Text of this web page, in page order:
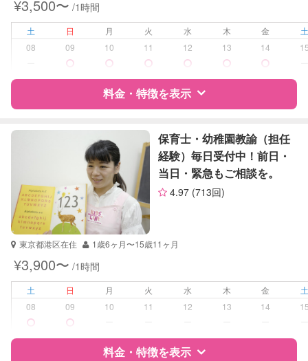
学校/塾の補習・宿題
対応科目
国語
英語
¥3,500〜 /1時間
土 日 月 火 水 木 金
08
09 10 11 12 13 14
料金・特徴を表示
特徴 料金 レビュー
サポートの特徴
資格 自治体届出済ベビーシッター
受験対策 小学校受験
学校/塾の補習・宿題
対応科目
国語
社会
保育士・幼稚園教諭（担任
経験）毎日受付中！前日・
当日・緊急もご相談を。
4.97 (713回)
東京都港区在住 1歳6ヶ月〜15歳11ヶ月
¥3,900〜 /1時間
土 日 月 火 水 木 金
08
09 10 11 12 13 14
料金・特徴を表示